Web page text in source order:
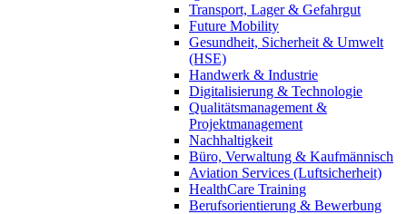
Transport, Lager & Gefahrgut
Future Mobility
Gesundheit, Sicherheit & Umwelt
(HSE)
Handwerk & Industrie
Digitalisierung & Technologie
Qualitätsmanagement &
Projektmanagement
Nachhaltigkeit
Büro, Verwaltung & Kaufmännisch
Aviation Services (Luftsicherheit)
HealthCare Training
Berufsorientierung & Bewerbung